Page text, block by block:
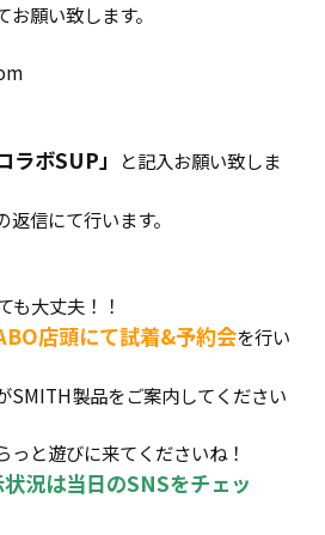
願い致します。
ラボSUP」
と記入お願い致しま
信にて行います。
も大丈夫！！
店頭にて試着&予約会を行い
SMITH製品をご案内してください
っと遊びに来てくださいね！
況は当日のSNSをチェッ